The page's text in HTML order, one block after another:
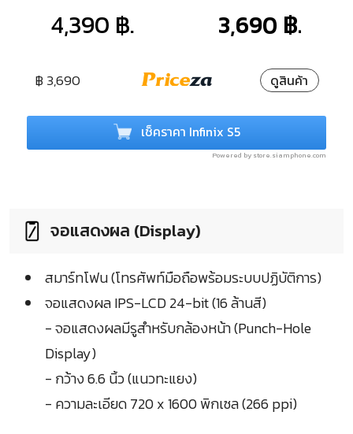
4,390 ฿. 3,690 ฿.
฿ 3,690 ดูสินค้า
เช็คราคา Infinix S5
Powered by store.siamphone.com
จอแสดงผล (Display)
สมาร์ทโฟน (โทรศัพท์มือถือพร้อมระบบปฏิบัติการ)
จอแสดงผล IPS-LCD 24-bit (16 ล้านสี)
- จอแสดงผลมีรูสำหรับกล้องหน้า (Punch-Hole
Display)
- กว้าง 6.6 นิ้ว (แนวทะแยง)
- ความละเอียด 720 x 1600 พิกเซล (266 ppi)